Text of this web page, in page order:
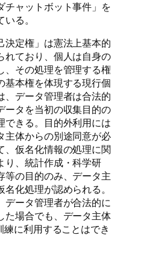
チャットボット事件」を
る。
決定権」は憲法上基本的
れており、個人は自身の
、その処理を管理する権
基本権を体現する現行個
、データ管理者は合法的
ータを当初の収集目的の
できる。目的外利用には
主体からの別途同意が必
、仮名化情報の処理に関
り、統計作成・科学研
等の目的のみ、データ主
化処理が認められる。
データ管理者が合法的に
た場合でも、データ主体
練に利用することはでき